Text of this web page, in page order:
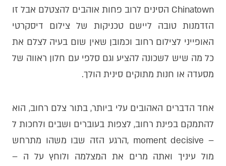
Chinatown הסינים לרוב פחות אוהבים להצטלם אבל זו
הזדמנות טובה ליישם טכניקות של צילום דיסקרטי
האופייני לצילום רחוב וכמובן שאין שום בעיה לצלם את
כל מה שיש לשכונה להציע וגם סלפי עם חלון ראווה של
מסעדה או חנות מתוקים סינית הולך.
אחד הדברים האהובים עלי ביותר, בתור צלם רחוב, הוא
להתמקם בפינת רחוב, לצפות בעוברים ושבים ולחכות ל
– moment decisive ,הרגע הזה שבו משהו מתרחש
מול עיניך ואתה מרים את המצלמה ולוחץ על ה –